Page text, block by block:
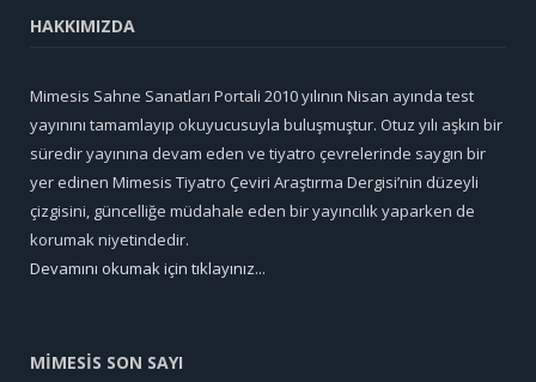
HAKKIMIZDA
Mimesis Sahne Sanatları Portali 2010 yılının Nisan ayında test
yayınını tamamlayıp okuyucusuyla buluşmuştur. Otuz yılı aşkın bir
süredir yayınına devam eden ve tiyatro çevrelerinde saygın bir
yer edinen Mimesis Tiyatro Çeviri Araştırma Dergisi’nin düzeyli
çizgisini, güncelliğe müdahale eden bir yayıncılık yaparken de
korumak niyetindedir.
Devamını okumak için tıklayınız...
MİMESİS SON SAYI